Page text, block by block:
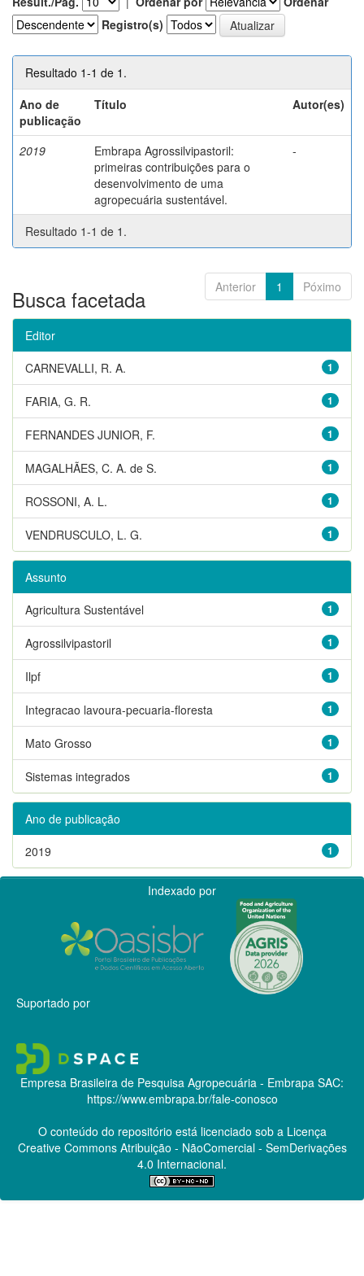
Registro(s)
Resultado 1-1 de 1.
Ano de
publicação
Título Autor(es)
2019
Embrapa Agrossilvipastoril:
primeiras contribuições para o
desenvolvimento de uma
agropecuária sustentável.
-
Resultado 1-1 de 1.
Anterior 1 Póximo
Busca facetada
Editor
1
CARNEVALLI, R. A.
1
FARIA, G. R.
1
FERNANDES JUNIOR, F.
1
MAGALHÃES, C. A. de S.
1
ROSSONI, A. L.
1
VENDRUSCULO, L. G.
Assunto
1
Agricultura Sustentável
1
Agrossilvipastoril
1
Ilpf
1
Integracao lavoura-pecuaria-floresta
1
Mato Grosso
1
Sistemas integrados
Ano de publicação
1
2019
Indexado por
Suportado por
Empresa Brasileira de Pesquisa Agropecuária - Embrapa SAC:
https://www.embrapa.br/fale-conosco
O conteúdo do repositório está licenciado sob a Licença
Creative CommonsAtribuição - NãoComercial - SemDerivações
4.0 Internacional.